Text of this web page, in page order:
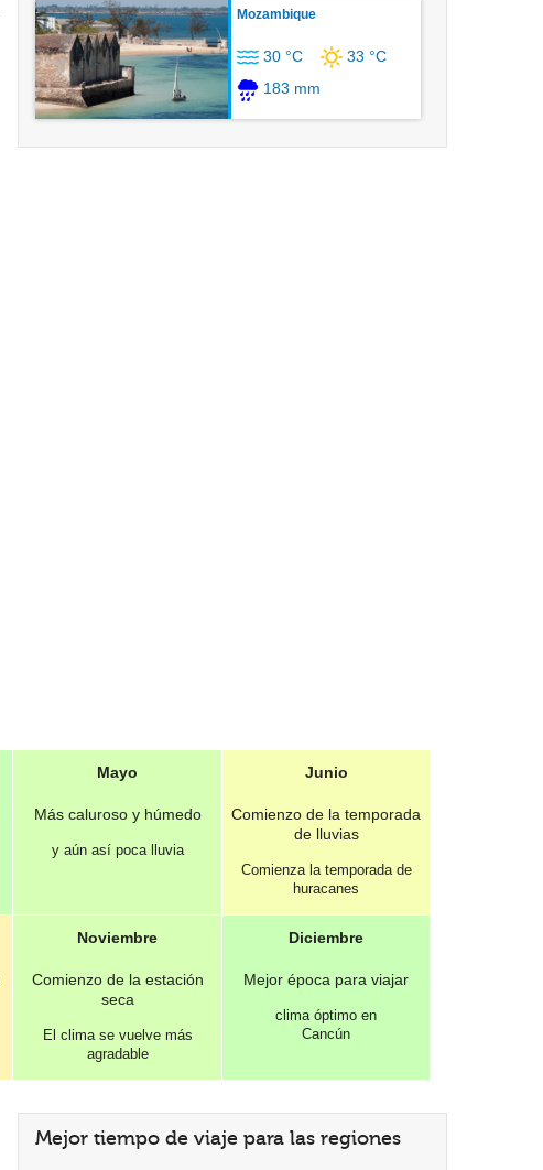
Mozambique
30 °C
33 °C
183 mm
Mayo
Más caluroso y húmedo
y aún así poca lluvia
Junio
Comienzo de la temporada
de lluvias
Comienza la temporada de
huracanes
Noviembre
Comienzo de la estación
seca
El clima se vuelve más
agradable
Diciembre
Mejor época para viajar
clima óptimo en
Cancún
Mejor tiempo de viaje para las regiones